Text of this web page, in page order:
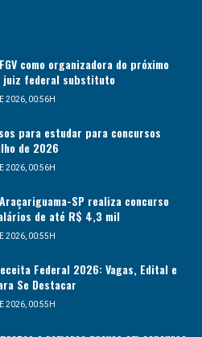
como organizadora do próximo
juiz federal substituto
2026, 00:56H
para estudar para concursos
de 2026
2026, 00:56H
SP realiza concurso
de até R$ 4,3 mil
2026, 00:55H
Federal 2026: Vagas, Edital e
Se Destacar
2026, 00:55H